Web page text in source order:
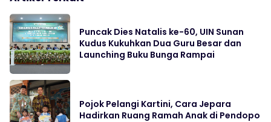
Puncak Dies Natalis ke-60, UIN Sunan
Kudus Kukuhkan Dua Guru Besar dan
Launching Buku Bunga Rampai
Pojok Pelangi Kartini, Cara Jepara
Hadirkan Ruang Ramah Anak di Pendopo